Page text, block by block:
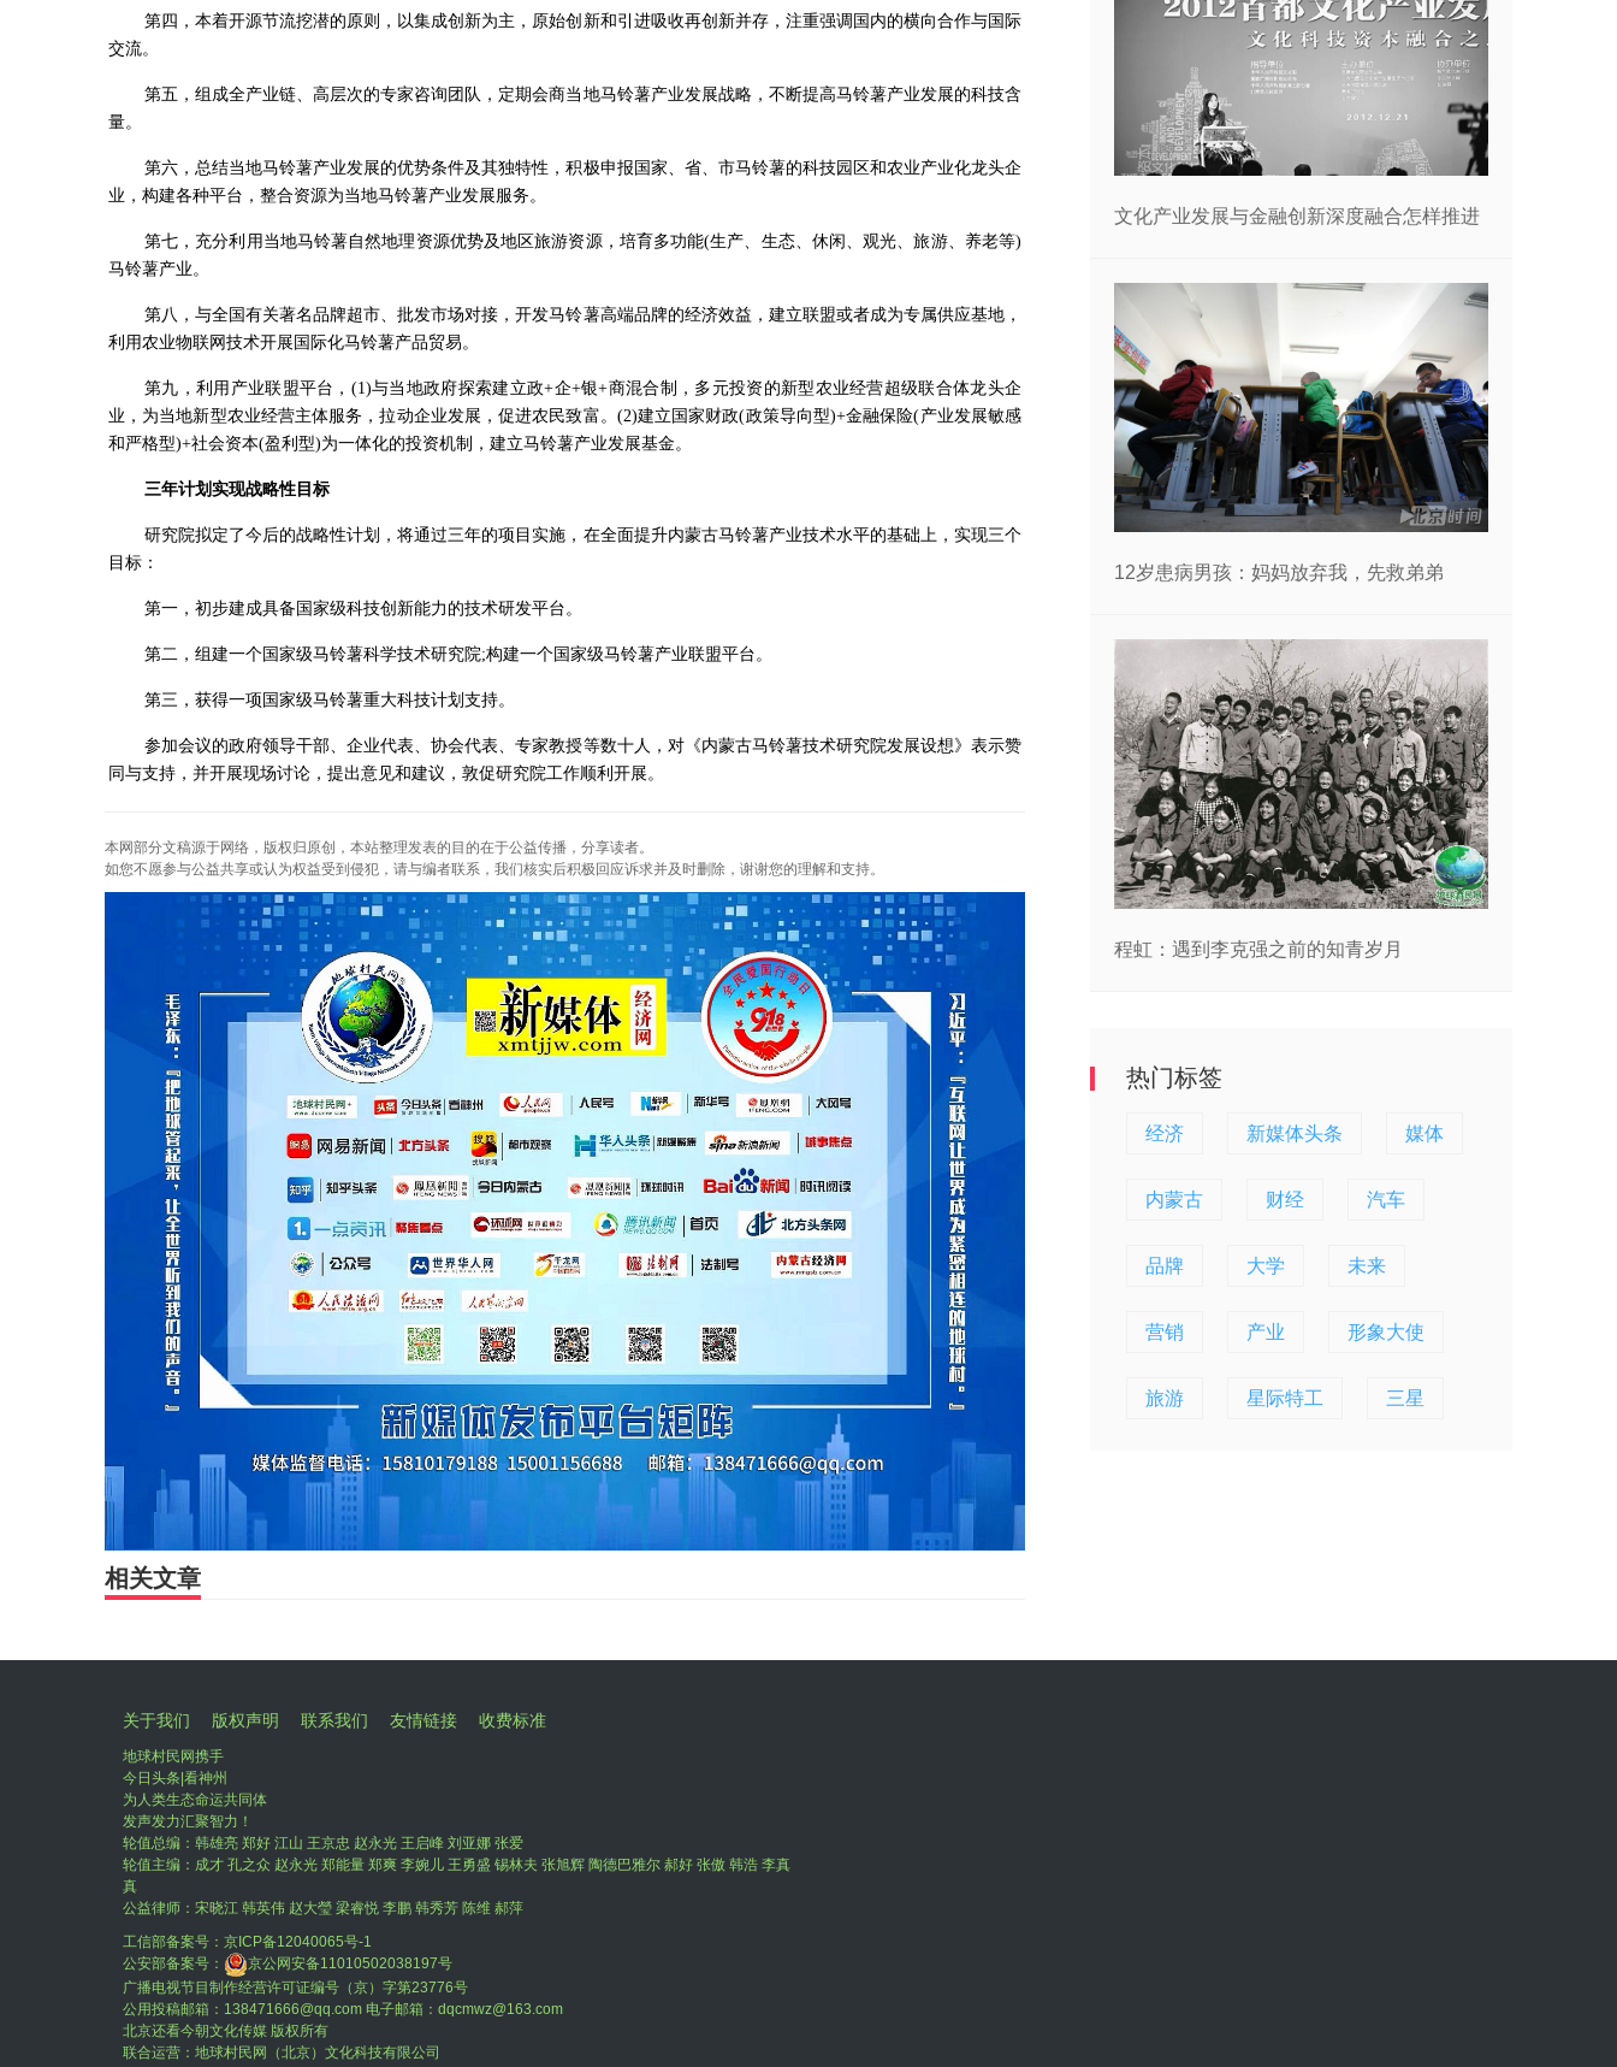
第四，本着开源节流挖潜的原则，以集成创新为主，原始创新和引进吸收再创新并存，注重强调国内的横向合作与国际
交流。
第五，组成全产业链、高层次的专家咨询团队，定期会商当地马铃薯产业发展战略，不断提高马铃薯产业发展的科技含
量。
第六，总结当地马铃薯产业发展的优势条件及其独特性，积极申报国家、省、市马铃薯的科技园区和农业产业化龙头企
业，构建各种平台，整合资源为当地马铃薯产业发展服务。
第七，充分利用当地马铃薯自然地理资源优势及地区旅游资源，培育多功能(生产、生态、休闲、观光、旅游、养老等)
马铃薯产业。
第八，与全国有关著名品牌超市、批发市场对接，开发马铃薯高端品牌的经济效益，建立联盟或者成为专属供应基地，
利用农业物联网技术开展国际化马铃薯产品贸易。
第九，利用产业联盟平台，(1)与当地政府探索建立政+企+银+商混合制，多元投资的新型农业经营超级联合体龙头企
业，为当地新型农业经营主体服务，拉动企业发展，促进农民致富。(2)建立国家财政(政策导向型)+金融保险(产业发展敏感
和严格型)+社会资本(盈利型)为一体化的投资机制，建立马铃薯产业发展基金。
三年计划实现战略性目标
研究院拟定了今后的战略性计划，将通过三年的项目实施，在全面提升内蒙古马铃薯产业技术水平的基础上，实现三个
目标：
第一，初步建成具备国家级科技创新能力的技术研发平台。
第二，组建一个国家级马铃薯科学技术研究院;构建一个国家级马铃薯产业联盟平台。
第三，获得一项国家级马铃薯重大科技计划支持。
参加会议的政府领导干部、企业代表、协会代表、专家教授等数十人，对《内蒙古马铃薯技术研究院发展设想》表示赞
同与支持，并开展现场讨论，提出意见和建议，敦促研究院工作顺利开展。
本网部分文稿源于网络，版权归原创，本站整理发表的目的在于公益传播，分享读者。
如您不愿参与公益共享或认为权益受到侵犯，请与编者联系，我们核实后积极回应诉求并及时删除，谢谢您的理解和支持。
相关文章
文化产业发展与金融创新深度融合怎样推进
12岁患病男孩：妈妈放弃我，先救弟弟
程虹：遇到李克强之前的知青岁月
热门标签
经济 新媒体头条 媒体
内蒙古 财经 汽车
品牌 大学 未来
营销 产业 形象大使
旅游 星际特工 三星
关于我们 版权声明 联系我们 友情链接 收费标准
地球村民网携手
今日头条|看神州
为人类生态命运共同体
发声发力汇聚智力！
轮值总编：韩雄亮 郑好 江山 王京忠 赵永光 王启峰 刘亚娜 张爱
轮值主编：成才 孔之众 赵永光 郑能量 郑爽 李婉儿 王勇盛 锡林夫 张旭辉 陶德巴雅尔 郝好 张傲 韩浩 李真
真
公益律师：宋晓江 韩英伟 赵大瑩 梁睿悦 李鹏 韩秀芳 陈维 郝萍
工信部备案号： 京ICP备12040065号-1
公安部备案号：
京公网安备11010502038197号
广播电视节目制作经营许可证编号（京）字第23776号
公用投稿邮箱：138471666@qq.com 电子邮箱：dqcmwz@163.com
北京还看今朝文化传媒 版权所有
联合运营：地球村民网（北京）文化科技有限公司